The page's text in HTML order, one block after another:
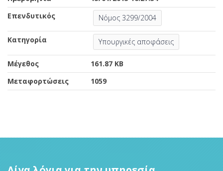
Επενδυτικός
Νόμος 3299/2004
Κατηγορία Υπουργικές αποφάσεις
Μέγεθος
161.87 KB
Μεταφορτώσεις
1059